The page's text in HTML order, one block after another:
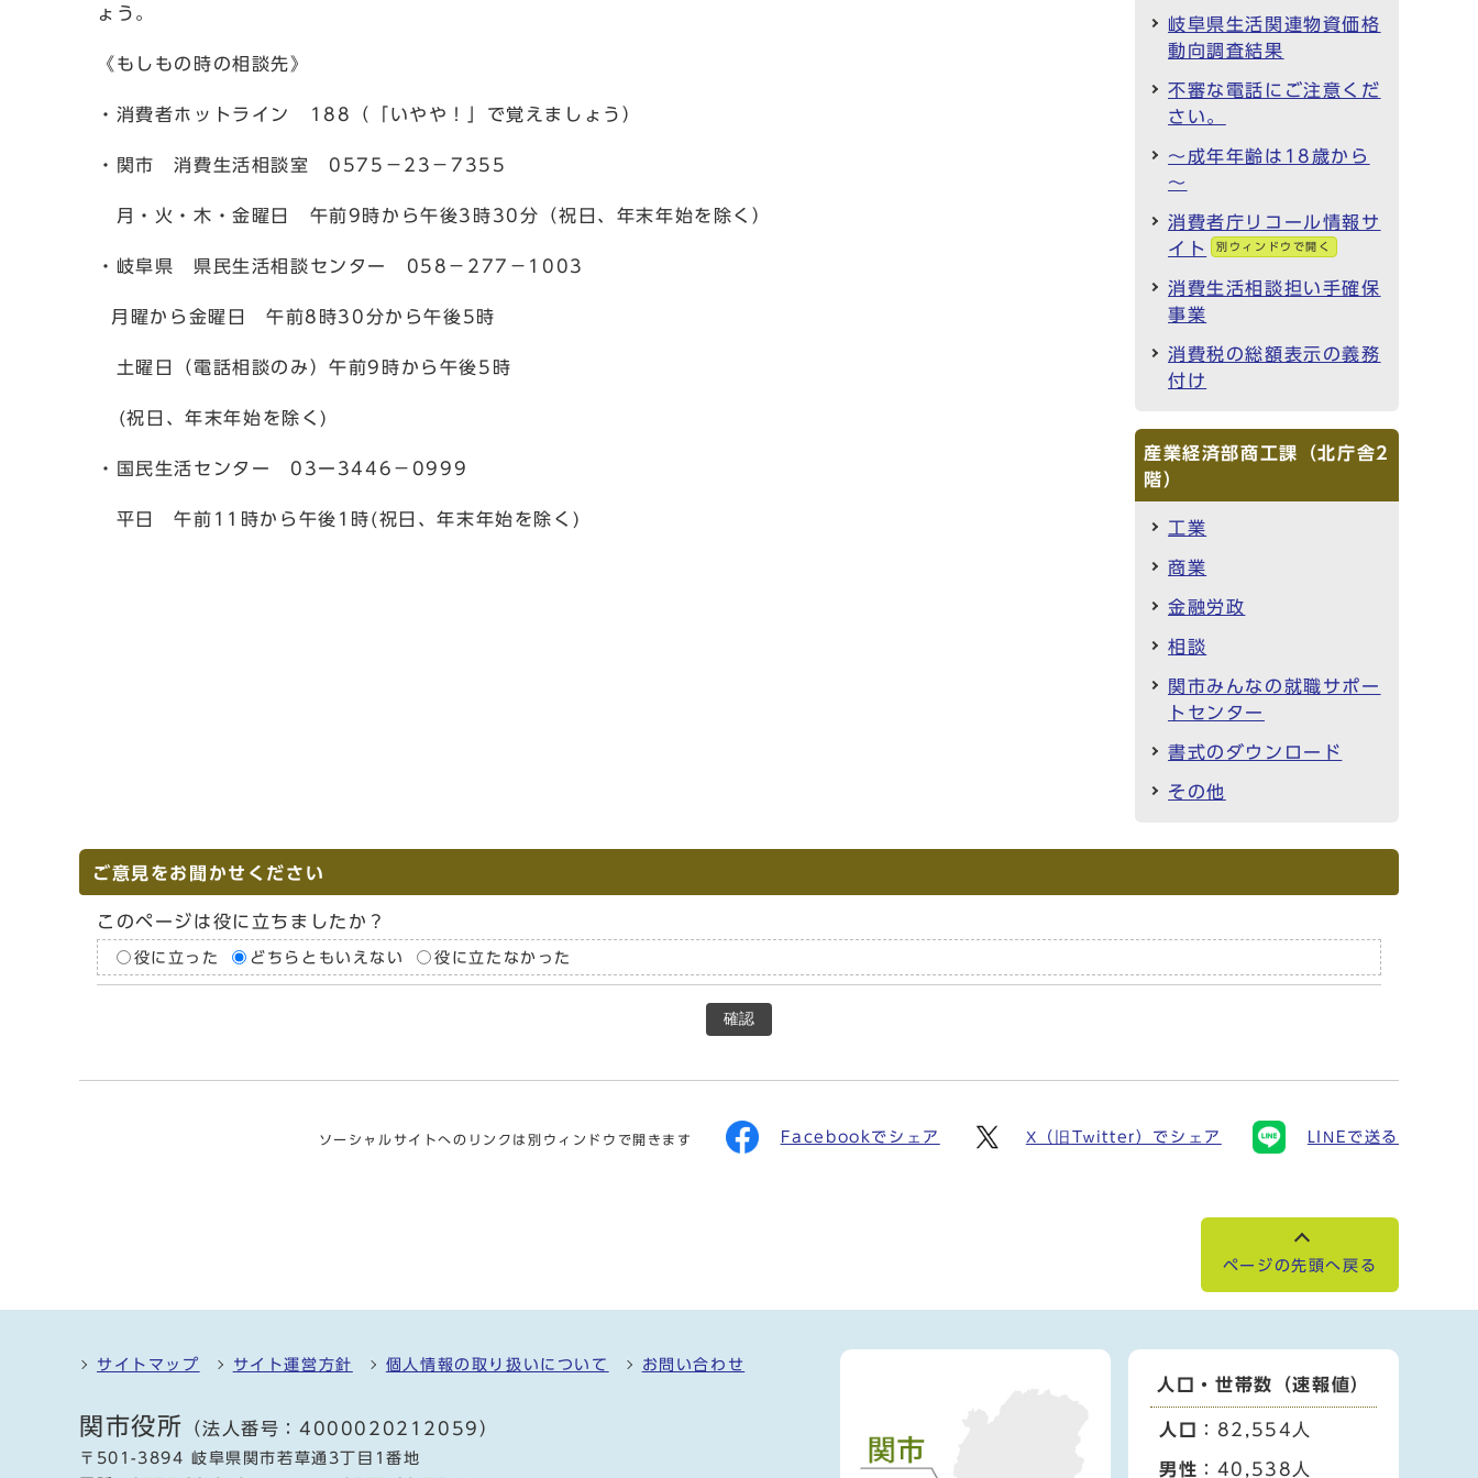
ょう。
《もしもの時の相談先》
・消費者ホットライン 188（「いやや！」で覚えましょう）
・関市 消費生活相談室 0575－23－7355
月・火・木・金曜日 午前9時から午後3時30分（祝日、年末年始を除く）
・岐阜県 県民生活相談センター 058－277－1003
月曜から金曜日 午前8時30分から午後5時
土曜日（電話相談のみ）午前9時から午後5時
(祝日、年末年始を除く)
・国民生活センター 03ー3446－0999
平日 午前11時から午後1時(祝日、年末年始を除く)
岐阜県生活関連物資価格
動向調査結果
不審な電話にご注意くだ
さい。
～成年年齢は18歳から
～
消費者庁リコール情報サ
イト
別ウィンドウで開く
消費生活相談担い手確保
事業
消費税の総額表示の義務
付け
産業経済部商工課（北庁舎2
階）
工業
商業
金融労政
相談
関市みんなの就職サポー
トセンター
書式のダウンロード
その他
ご意見をお聞かせください
このページは役に立ちましたか？
役に立った どちらともいえない 役に立たなかった
確認
ソーシャルサイトへのリンクは別ウィンドウで開きます Facebookでシェア X（旧Twitter）でシェア LINEで送る
ページの先頭へ戻る
サイトマップ サイト運営方針 個人情報の取り扱いについて お問い合わせ
関市役所 （法人番号：4000020212059）
〒501-3894 岐阜県関市若草通3丁目1番地
人口・世帯数（速報値）
人口 ：82,554人
男性 ：40,538人